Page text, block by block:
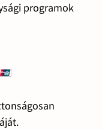
programok